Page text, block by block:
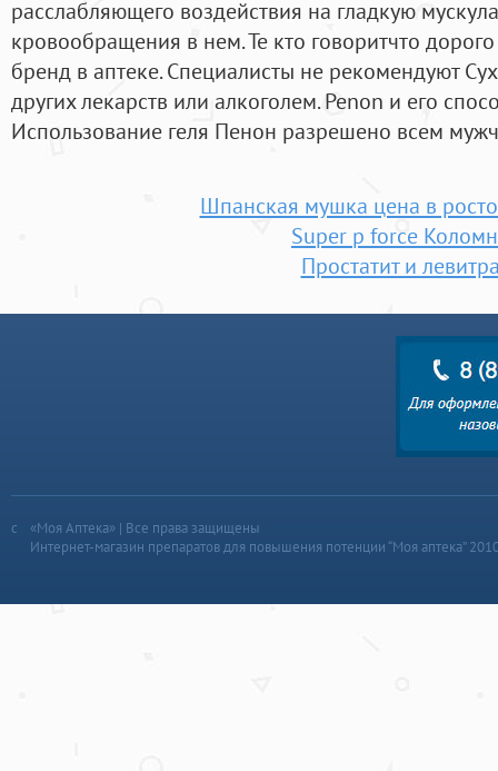
расслабляющего воздействия на гладкую
кровообращения в нем. Те кто говоритчто
бренд в аптеке. Специалисты не рекомендуют
других лекарств или алкоголем. Penon и его
Использование геля Пенон разрешено всем
Шпанская мушка цена в
Super p force
Простатит и
«Моя Аптека» | Все права защищены
Интернет-магазин препаратов для повышения потенции “Моя аптека”